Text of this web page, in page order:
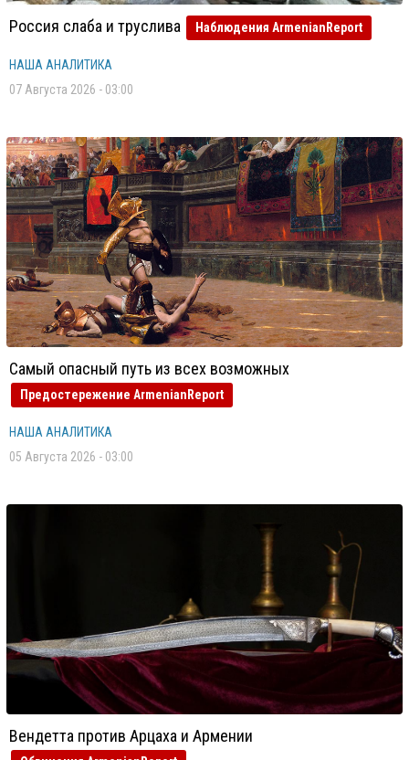
Россия слаба и труслива Наблюдения ArmenianReport
НАША АНАЛИТИКА
07 Августа 2026 - 03:00
Самый опасный путь из всех возможных
Предостережение ArmenianReport
НАША АНАЛИТИКА
05 Августа 2026 - 03:00
Вендетта против Арцаха и Армении